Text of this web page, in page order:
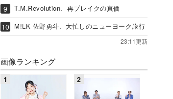
T.M.Revolution、再ブレイクの真価
M!LK 佐野勇斗、大忙しのニューヨーク旅行
23:11更新
画像ランキング